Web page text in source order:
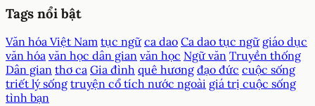
Tags nổi bật
Văn hóa Việt Nam tục ngữ ca dao Ca dao tục ngữ giáo dục
văn hóa văn học dân gian văn học Ngữ văn Truyền thống
Dân gian thơ ca Gia đình quê hương đạo đức cuộc sống
triết lý sống truyện cổ tích nước ngoài giá trị cuộc sống
tình bạn